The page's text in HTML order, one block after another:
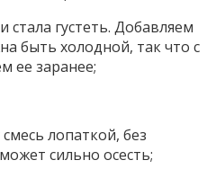
стала густеть. Добавляем
быть холодной, так что с
ее заранее;
лопаткой, без
сильно осесть;